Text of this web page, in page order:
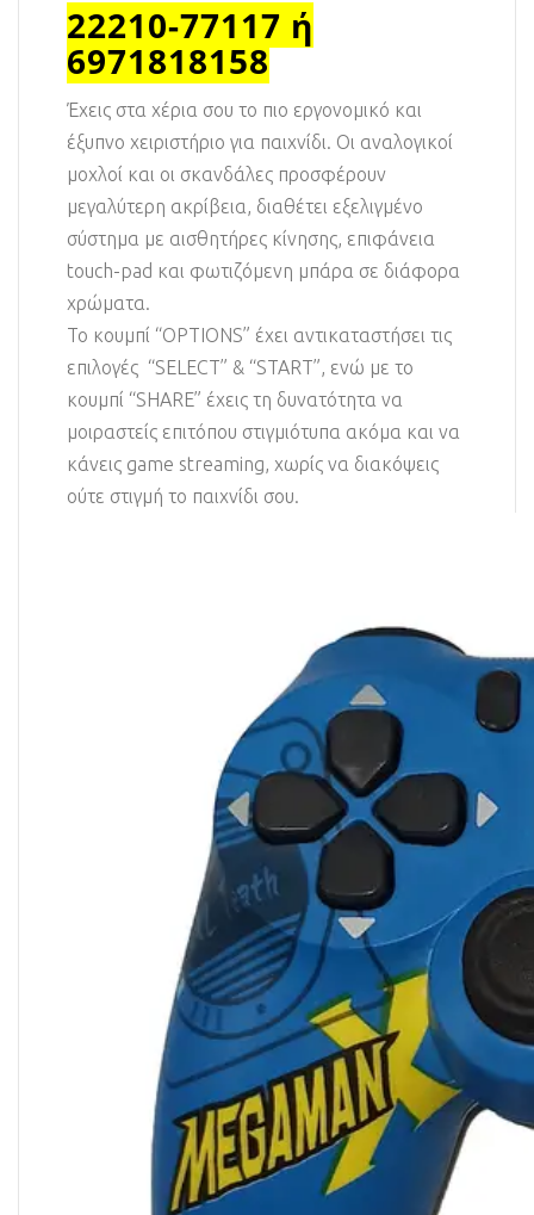
22210-77117 ή
6971818158
Έχεις στα χέρια σου το πιο εργονομικό και
έξυπνο χειριστήριο για παιχνίδι. Οι αναλογικοί
μοχλοί και οι σκανδάλες προσφέρουν
μεγαλύτερη ακρίβεια, διαθέτει εξελιγμένο
σύστημα με αισθητήρες κίνησης, επιφάνεια
touch-pad και φωτιζόμενη μπάρα σε διάφορα
χρώματα.
Το κουμπί “OPTIONS” έχει αντικαταστήσει τις
επιλογές “SELECT” & “START”, ενώ με το
κουμπί “SHARE” έχεις τη δυνατότητα να
μοιραστείς επιτόπου στιγμιότυπα ακόμα και να
κάνεις game streaming, χωρίς να διακόψεις
ούτε στιγμή το παιχνίδι σου.